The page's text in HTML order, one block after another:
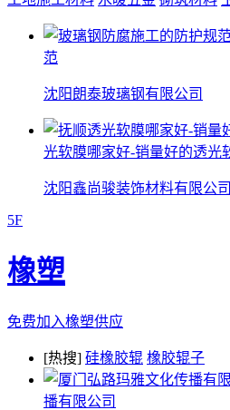
范
沈阳朗泰玻璃钢有限公司
光软膜哪家好-销量好的透光
沈阳鑫尚骏装饰材料有限公司
5F
橡塑
免费加入橡塑供应
[热搜] 硅橡胶辊 橡胶辊子
播有限公司